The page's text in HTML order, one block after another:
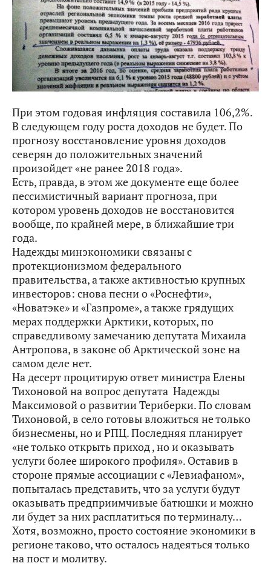
При этом годовая инфляция составила 106,2%.
В следующем году роста доходов не будет. По
прогнозу восстановление уровня доходов
северян до положительных значений
произойдет «не ранее 2018 года».
Есть, правда, в этом же документе еще более
пессимистичный вариант прогноза, при
котором уровень доходов не восстановится
вообще, по крайней мере, в ближайшие три
года.
Надежды минэкономики связаны с
протекционизмом федерального
правительства, а также активностью крупных
инвесторов: снова песни о «Роснефти»,
«Новатэке» и «Газпроме», а также грядущих
мерах поддержки Арктики, которых, по
справедливому замечанию депутата Михаила
Антропова, в законе об Арктической зоне на
самом деле нет.
На десерт процитирую ответ министра Елены
Тихоновой на вопрос депутата Надежды
Максимовой о развитии Териберки. По словам
Тихоновой, в село готовы вложиться не только
бизнесмены, но и РПЦ. Последняя планирует
«не только открыть приход , но и оказывать
услуги более широкого профиля». Оставив в
стороне прямые ассоциации с «Левиафаном»,
попыталась представить, что за услуги будут
оказывать предприимчивые батюшки и можно
ли будет за них расплатиться по терминалу…
Хотя, возможно, просто состояние экономики в
регионе таково, что осталось надеяться только
на пост и молитву.